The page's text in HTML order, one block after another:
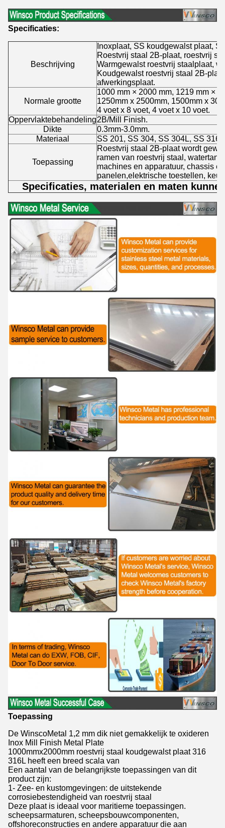
Specificaties:
Beschrijving
Inoxplaat, SS koudgewalst plaat,
Roestvrij staal 2B-plaat, roestvrij
Warmgewalst roestvrij staalplaat,
Koudgewalst roestvrij staal 2B-
afwerkingsplaat.
Normale grootte
1000 mm × 2000 mm, 1219 mm ×
1250mm x 2500mm, 1500mm x
4 voet x 8 voet, 4 voet x 10 voet.
Oppervlaktebehandeling2B/Mill Finish.
Dikte
0.3mm-3.0mm.
Materiaal
SS 201, SS 304, SS 304L, SS 316,
Toepassing
Roestvrij staal 2B-plaat wordt
ramen van roestvrij staal,
machines en apparatuur, chassis
panelen,elektrische toestellen,
Specificaties, materialen en maten
Toepassing
De WinscoMetal 1,2 mm dik niet gemakkelijk te oxideren
Inox Mill Finish Metal Plate
1000mmx2000mm roestvrij staal koudgewalst plaat 316
316L heeft een breed scala van
Een aantal van de belangrijkste toepassingen van dit
product zijn:
1- Zee- en kustomgevingen: de uitstekende
corrosiebestendigheid van roestvrij staal
Deze plaat is ideaal voor maritieme toepassingen.
scheepsarmaturen, scheepsbouwcomponenten,
offshoreconstructies en andere apparatuur die aan